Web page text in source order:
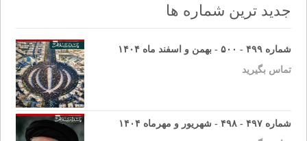
جدید ترین شماره ها
شماره ۴۹۹ - ۵۰۰ - بهمن و اسفند ماه ۱۴۰۴
تماس بگیرید
شماره ۴۹۷ - ۴۹۸ - شهریور و مهرماه ۱۴۰۴